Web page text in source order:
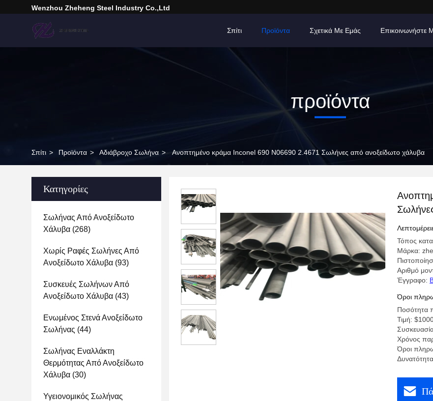
Wenzhou Zheheng Steel Industry Co.,Ltd
Σπίτι Προϊόντα Σχετικά Με Εμάς Επικοινωνήστε
προϊόντα
Σπίτι > Προϊόντα > Αδιάβροχο Σωλήνα > Ανοπτημένο κράμα Inconel 690 N06690 2.4671 Σωλήνες από ανοξείδωτο χάλυβα
Κατηγορίες
Σωλήνας Από Ανοξείδωτο
Χάλυβα (268)
Χωρίς Ραφές Σωλήνες Από
Ανοξείδωτο Χάλυβα (93)
Συσκευές Σωλήνων Από
Ανοξείδωτο Χάλυβα (43)
Ενωμένος Στενά Ανοξείδωτο
Σωλήνας (44)
Σωλήνας Εναλλάκτη
Θερμότητας Από Ανοξείδωτο
Χάλυβα (30)
Υγειονομικός Σωλήνας
Τόπος
Μάρκα:
Αριθμό
Έγγραφο:
Όροι
Ποσότητα
Τιμή:
Χρόνος
Όροι